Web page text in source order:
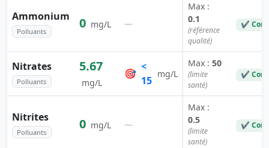
Ammonium
Polluants
0 mg/L —
Max :
0.1
(référence
qualité)
✔
Nitrates
Polluants
5.67
mg/L
🎯
<
15
mg/L
Max : 50
(limite
santé)
✔
Nitrites
Polluants
0 mg/L —
Max :
0.5
(limite
santé)
✔